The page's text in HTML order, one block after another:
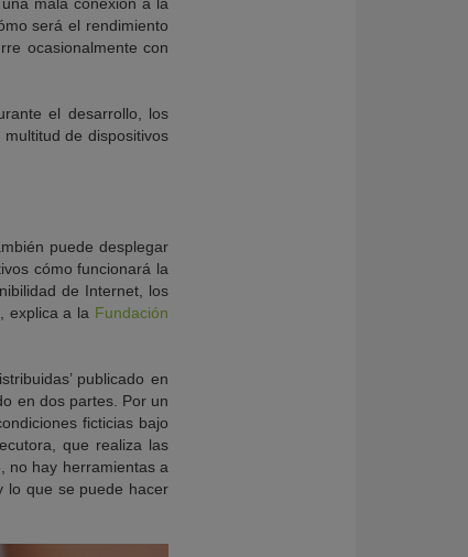
será el rendimiento
ocasionalmente con
el desarrollo, los
de dispositivos
puede desplegar
cómo funcionará la
de Internet, los
explica a la Fundación
publicado en
en dos partes. Por un
ficticias bajo
que realiza las
no hay herramientas a
lo que se puede hacer